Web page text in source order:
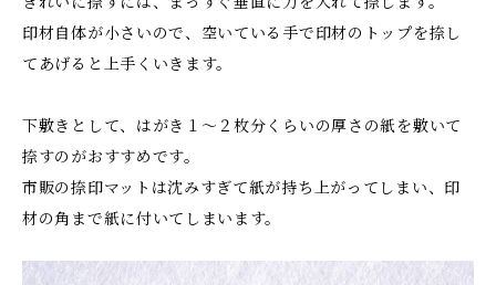
印材自体が小さいので、空いている手で印材のトップを捺し
てあげると上手くいきます。
下敷きとして、はがき１〜２枚分くらいの厚さの紙を敷いて
捺すのがおすすめです。
市販の捺印マットは沈みすぎて紙が持ち上がってしまい、印
材の角まで紙に付いてしまいます。